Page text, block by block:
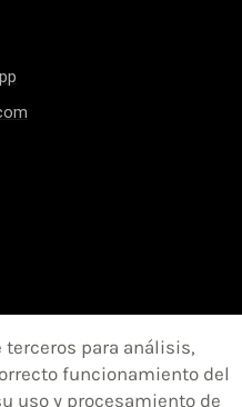
terceros para análisis,
funcionamiento del
uso y procesamiento de